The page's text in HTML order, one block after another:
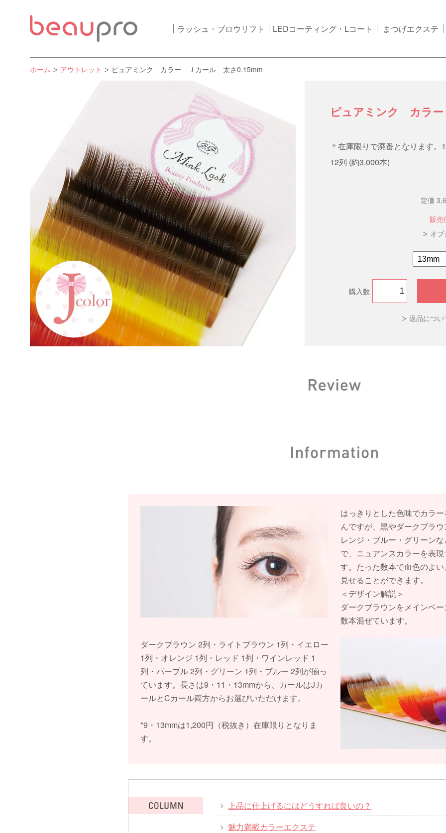
ラッシュ・ブロウリフト LEDコーティング・Lコート まつげエクステ
ホーム アウトレット ピュアミンク カラー Ｊカール 太さ0.15mm
ピュアミンク カラ
＊在庫限りで廃番となります。
12列 (約3,000本)
定価
販売
オ
購入数
返品につ
はっきりとした色味でカラ
んですが、黒やダークブラ
レンジ・ブルー・グリーン
で、ニュアンスカラーを表
す。たった数本で血色のよ
見せることができます。
＜デザイン解説＞
ダークブラウンをメインベ
数本混ぜています。
ダークブラウン 2列・ライトブラウン 1列・イエロー
1列・オレンジ 1列・レッド 1列・ワインレッド 1
列・パープル 2列・グリーン 1列・ブルー 2列が揃っ
ています。長さは9・11・13mmから、カールはJカ
ールとCカール両方からお選びいただけます。
*9・13mmは1,200円（税抜き）在庫限りとなりま
す。
上品に仕上げるにはどうすれば良いの？
魅力満載カラーエクステ